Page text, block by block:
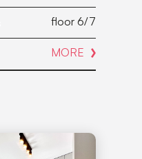
floor 6/7
MORE